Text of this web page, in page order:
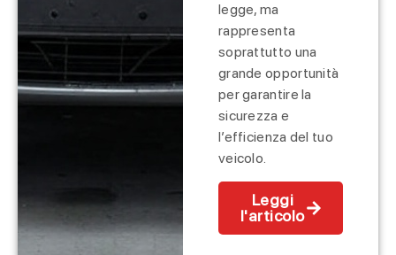
legge, ma
rappresenta
soprattutto una
grande opportunità
per garantire la
sicurezza e
l’efficienza del tuo
veicolo.
Leggi
l'articolo